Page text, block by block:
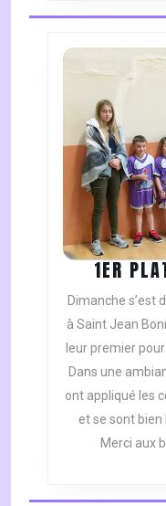
1ER
Dimanche s’est
à Saint Jean
leur premier
Dans une
ont appliqué les
et se sont
Merci aux